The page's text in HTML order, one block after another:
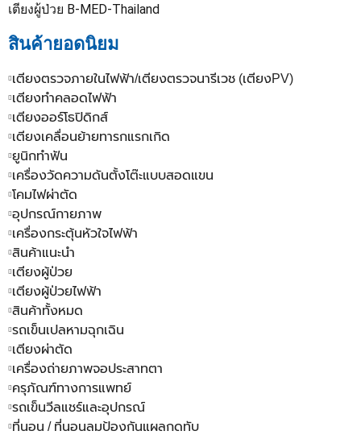
เตียงผู้ป่วย B-MED-Thailand
สินค้ายอดนิยม
เตียงตรวจภายในไฟฟ้า/เตียงตรวจนารีเวช (เตียงPV)
เตียงทำคลอดไฟฟ้า
เตียงออร์โธปิดิกส์
เตียงเคลื่อนย้ายทารกแรกเกิด
ยูนิกทำฟัน
เครื่องวัดความดันตั้งโต๊ะแบบสอดแขน
โคมไฟผ่าตัด
อุปกรณ์กายภาพ
เครื่องกระตุ้นหัวใจไฟฟ้า
สินค้าแนะนำ
เตียงผู้ป่วย
เตียงผู้ป่วยไฟฟ้า
สินค้าทั้งหมด
รถเข็นเปลหามฉุกเฉิน
เตียงผ่าตัด
เครื่องถ่ายภาพจอประสาทตา
ครุภัณฑ์ทางการแพทย์
รถเข็นวีลแชร์และอุปกรณ์
ที่นอน / ที่นอนลมป้องกันแผลกดทับ